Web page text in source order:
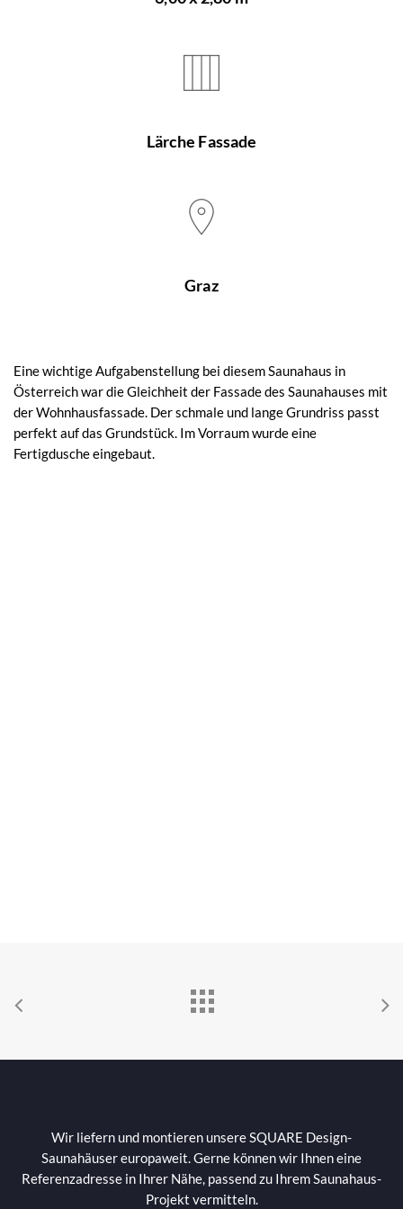
Lärche Fassade
Graz
Eine wichtige Aufgabenstellung bei diesem Saunahaus in
Österreich war die Gleichheit der Fassade des Saunahauses mit
der Wohnhausfassade. Der schmale und lange Grundriss passt
perfekt auf das Grundstück. Im Vorraum wurde eine
Fertigdusche eingebaut.
Wir liefern und montieren unsere SQUARE Design-
Saunahäuser europaweit. Gerne können wir Ihnen eine
Referenzadresse in Ihrer Nähe, passend zu Ihrem Saunahaus-
Projekt vermitteln.